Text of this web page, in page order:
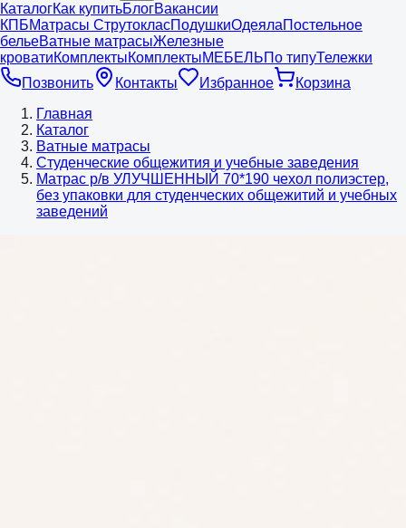
КаталогКак купитьБлогВакансии
КПБМатрасы СтрутокласПодушкиОдеялаПостельное
бельеВатные матрасыЖелезные
кроватиКомплектыКомплектыМЕБЕЛЬПо типуТележки
Позвонить
Контакты Избранное
Корзина
Главная
Каталог
Ватные матрасы
Студенческие общежития и учебные заведения
Матрас р/в УЛУЧШЕННЫЙ 70*190 чехол полиэстер,
без упаковки для студенческих общежитий и учебных
заведений